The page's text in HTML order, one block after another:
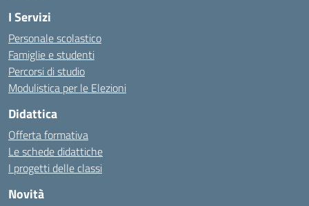
I Servizi
Personale scolastico
Famiglie e studenti
Percorsi di studio
Modulistica per le Elezioni
Didattica
Offerta formativa
Le schede didattiche
I progetti delle classi
Novità